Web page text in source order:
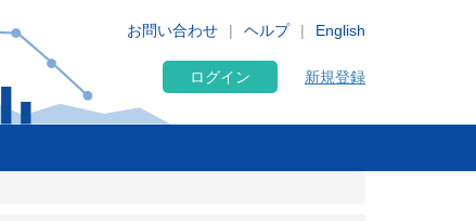
English
お問い合わせ ヘルプ
ログイン 新規登録